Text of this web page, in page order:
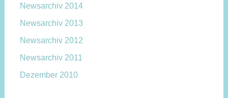
Newsarchiv 2014
Newsarchiv 2013
Newsarchiv 2012
Newsarchiv 2011
Dezember 2010